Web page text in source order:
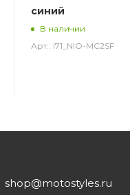
синий
В наличии
Арт.: I71_NIO-MC2SF
shop@motostyles.ru